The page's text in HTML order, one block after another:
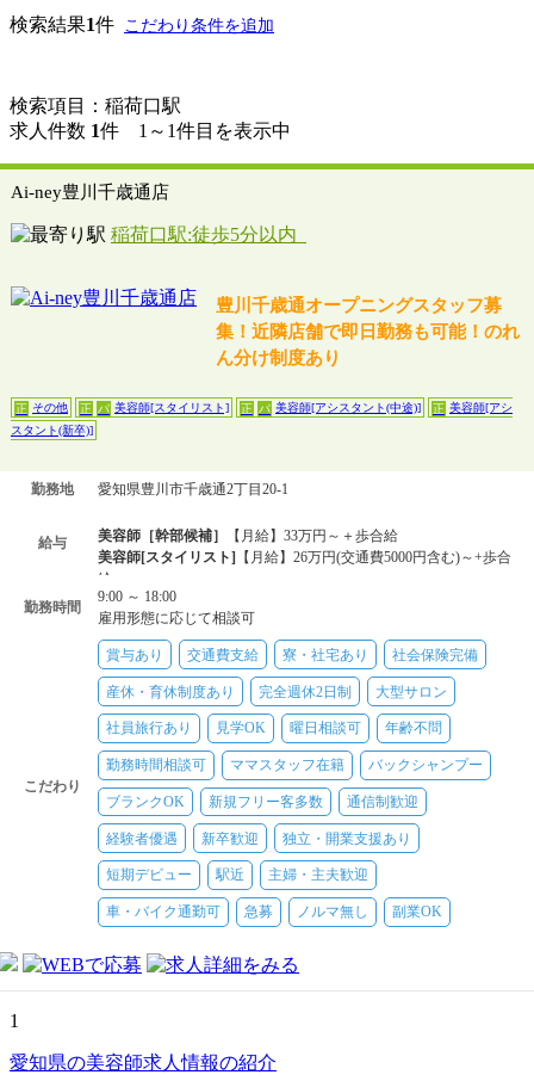
検索結果1件 こだわり条件を追加
検索項目：稲荷口駅
求人件数 1件 1～1件目を表示中
Ai-ney豊川千歳通店
稲荷口駅:徒歩5分以内
豊川千歳通オープニングスタッフ募
集！近隣店舗で即日勤務も可能！のれ
ん分け制度あり
正 その他 正 パ 美容師[スタイリスト] 正 パ 美容師[アシスタント(中途)] 正 美容師[アシ
スタント(新卒)]
勤務地 愛知県豊川市千歳通2丁目20-1
給与 美容師［幹部候補］
【月給】33万円～＋歩合給
美容師[スタイリスト]
【月給】26万円(交通費5000円含む)～+歩合
給...
勤務時間
9:00 ～ 18:00
雇用形態に応じて相談可
こだわり
賞与あり 交通費支給 寮・社宅あり 社会保険完備
産休・育休制度あり 完全週休2日制 大型サロン
社員旅行あり 見学OK 曜日相談可 年齢不問
勤務時間相談可 ママスタッフ在籍 バックシャンプー
ブランクOK 新規フリー客多数 通信制歓迎
経験者優遇 新卒歓迎 独立・開業支援あり
短期デビュー 駅近 主婦・主夫歓迎
車・バイク通勤可 急募 ノルマ無し 副業OK
1
愛知県の美容師求人情報の紹介